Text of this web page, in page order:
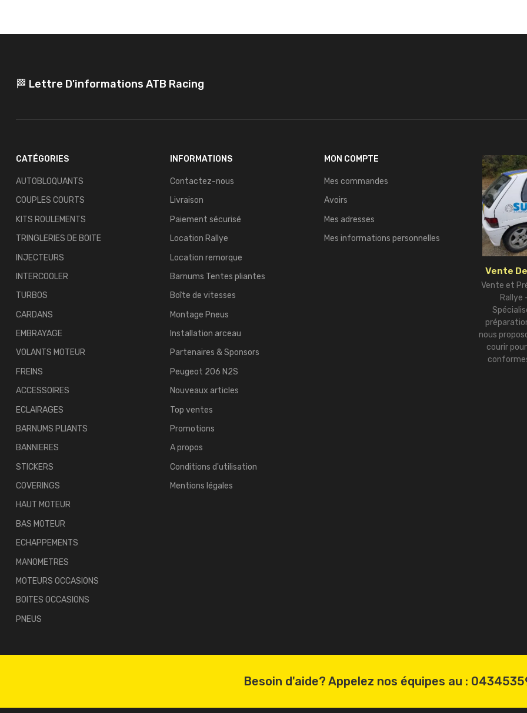
🏁 Lettre D'informations ATB Racing
CATÉGORIES
AUTOBLOQUANTS
COUPLES COURTS
KITS ROULEMENTS
TRINGLERIES DE BOITE
INJECTEURS
INTERCOOLER
TURBOS
CARDANS
EMBRAYAGE
VOLANTS MOTEUR
FREINS
ACCESSOIRES
ECLAIRAGES
BARNUMS PLIANTS
BANNIERES
STICKERS
COVERINGS
HAUT MOTEUR
BAS MOTEUR
ECHAPPEMENTS
MANOMETRES
MOTEURS OCCASIONS
BOITES OCCASIONS
PNEUS
INFORMATIONS
Contactez-nous
Livraison
Paiement sécurisé
Location Rallye
Location remorque
Barnums Tentes pliantes
Boîte de vitesses
Montage Pneus
Installation arceau
Partenaires & Sponsors
Peugeot 206 N2S
Nouveaux articles
Top ventes
Promotions
A propos
Conditions d'utilisation
Mentions légales
MON COMPTE
Mes commandes
Avoirs
Mes adresses
Mes informations personnelles
Vente
Vente et
Rallye
nous
courir
Besoin d'aide? Appelez nos équipes au :